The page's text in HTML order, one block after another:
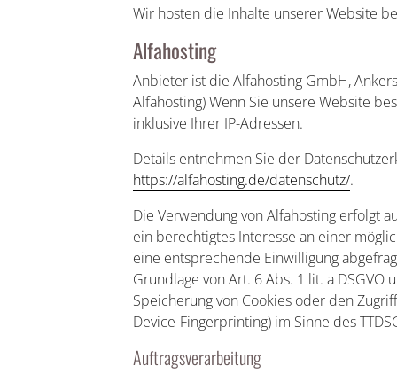
Wir hosten die Inhalte unserer Website
Alfahosting
Anbieter ist die Alfahosting GmbH,
Alfahosting) Wenn Sie unsere Website
inklusive Ihrer IP-Adressen.
Details entnehmen Sie der
https://alfahosting.de/datenschutz/.
Die Verwendung von Alfahosting erfolgt
ein berechtigtes Interesse an einer
eine entsprechende Einwilligung
Grundlage von Art. 6 Abs. 1 lit. a DSGVO
Speicherung von Cookies oder den
Device-Fingerprinting) im Sinne des
Auftragsverarbeitung